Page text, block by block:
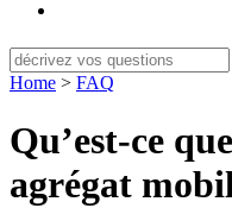
Home > FAQ
Qu’est-ce
agrégat